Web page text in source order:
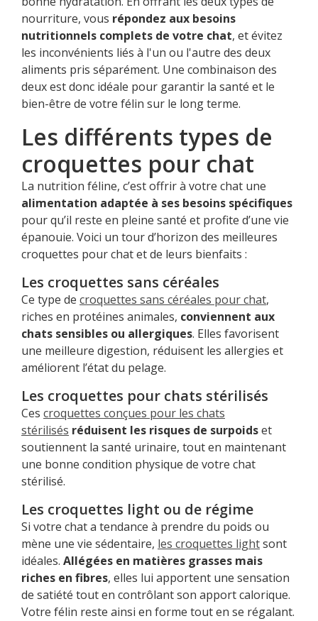
nourriture, vous répondez aux besoins
nutritionnels complets de votre chat, et évitez
les inconvénients liés à l'un ou l'autre des deux
aliments pris séparément. Une combinaison des
deux est donc idéale pour garantir la santé et le
bien-être de votre félin sur le long terme.
Les différents types de
croquettes pour chat
La nutrition féline, c’est offrir à votre chat une
alimentation adaptée à ses besoins spécifiques
pour qu’il reste en pleine santé et profite d’une vie
épanouie. Voici un tour d’horizon des meilleures
croquettes pour chat et de leurs bienfaits :
Les croquettes sans céréales
Ce type de croquettes sans céréales pour chat,
riches en protéines animales, conviennent aux
chats sensibles ou allergiques. Elles favorisent
une meilleure digestion, réduisent les allergies et
améliorent l’état du pelage.
Les croquettes pour chats stérilisés
Ces croquettes conçues pour les chats
stérilisés réduisent les risques de surpoidset
soutiennent la santé urinaire, tout en maintenant
une bonne condition physique de votre chat
stérilisé.
Les croquettes light ou de régime
Si votre chat a tendance à prendre du poids ou
mène une vie sédentaire, les croquettes lightsont
idéales. Allégées en matières grasses mais
riches en fibres, elles lui apportent une sensation
de satiété tout en contrôlant son apport calorique.
Votre félin reste ainsi en forme tout en se régalant.